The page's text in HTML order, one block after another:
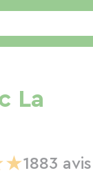
La
★1883 avis
cookies